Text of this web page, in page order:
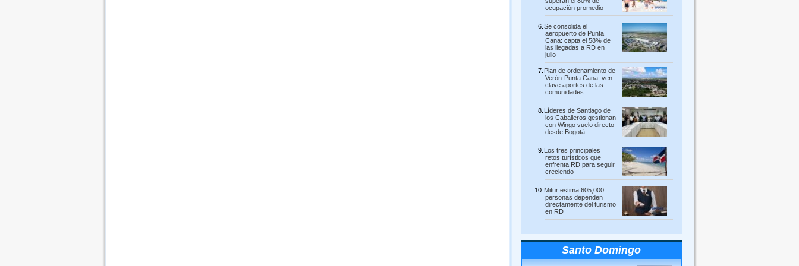
ocupación promedio
Se consolida el
aeropuerto de Punta
Cana: capta el 58% de
las llegadas a RD en
julio
Plan de ordenamiento de
Verón-Punta Cana: ven
clave aportes de las
comunidades
Líderes de Santiago de
los Caballeros gestionan
con Wingo vuelo directo
desde Bogotá
Los tres principales
retos turísticos que
enfrenta RD para seguir
creciendo
Mitur estima 605,000
personas dependen
directamente del turismo
en RD
Santo Domingo